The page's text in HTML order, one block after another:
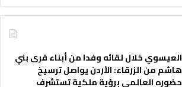
العيسوي خلال لقائه وفدا من أبناء قرى بني
هاشم من الزرقاء: الأردن يواصل ترسيخ
حضوره العالمي برؤية ملكية تستشرف